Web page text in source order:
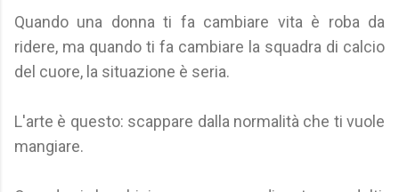
Quando una donna ti fa cambiare vita è roba da
ridere, ma quando ti fa cambiare la squadra di calcio
del cuore, la situazione è seria.
L'arte è questo: scappare dalla normalità che ti vuole
mangiare.